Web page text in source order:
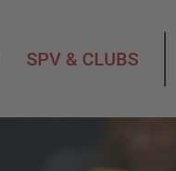
SPV & CLUBS